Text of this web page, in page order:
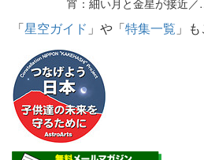
宵：細い月と金星が接近
「星空ガイド 」や「特集一覧 」